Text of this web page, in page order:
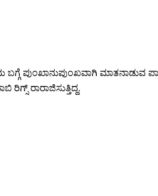
ಪುಂಖಾನುಪುಂಖವಾಗಿ ಮಾತನಾಡುವ
ರಿಗ್ಸ್ ರಾರಾಜಿಸುತ್ತಿದ್ದ.